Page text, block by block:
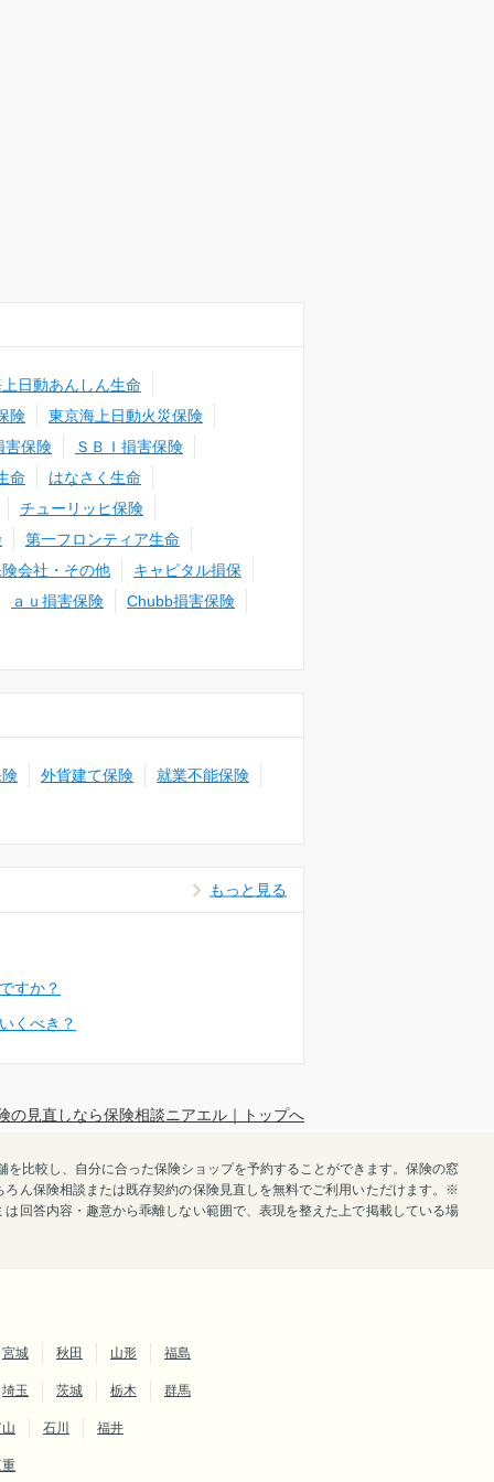
日動あんしん生命
険
東京海上日動火災保険
害保険
ＳＢＩ損害保険
命
はなさく生命
チューリッヒ保険
第一フロンティア生命
会社・その他
キャピタル損保
ａｕ損害保険
Chubb損害保険
外貨建て保険 就業不能保険
もっと見る
すか？
くべき？
の見直しなら保険相談ニアエル｜トップへ
比較し、自分に合った保険ショップを予約することができます。保険の窓
ん保険相談または既存契約の保険見直しを無料でご利用いただけます。※
回答内容・趣意から乖離しない範囲で、表現を整えた上で掲載している場
宮城 秋田 山形 福島
埼玉 茨城 栃木 群馬
石川 福井